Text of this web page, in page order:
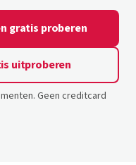
gratis proberen
uitproberen
Geen creditcard